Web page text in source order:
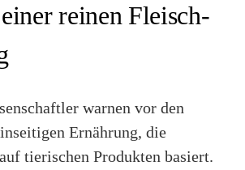
reinen Fleisch-
warnen vor den
Ernährung, die
tierischen Produkten basiert.